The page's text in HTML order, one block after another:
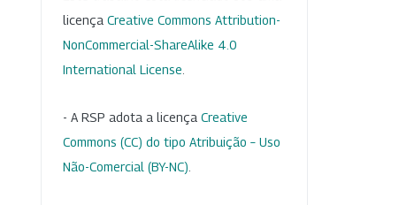
licença Creative Commons Attribution-
NonCommercial-ShareAlike 4.0
International License
- A RSP adota a licença Creative
Commons (CC) do tipo Atribuição – Uso
Não-Comercial (BY-NC)